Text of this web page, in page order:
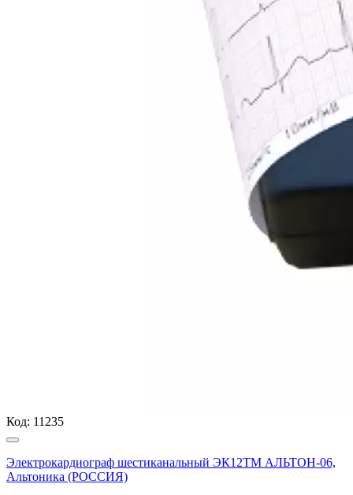
Код: 11235
Электрокардиограф шестиканальный ЭК12ТМ АЛЬТОН-06,
Альтоника (РОССИЯ)